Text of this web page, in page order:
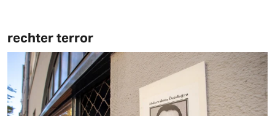
rechter terror